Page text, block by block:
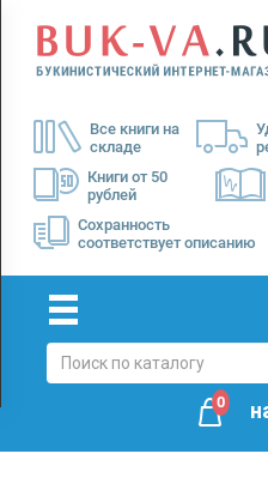
Все книги на
складе
Книги от 50
рублей
Сохранность
соответствует описанию
Menu
Доставка
Оплата
0